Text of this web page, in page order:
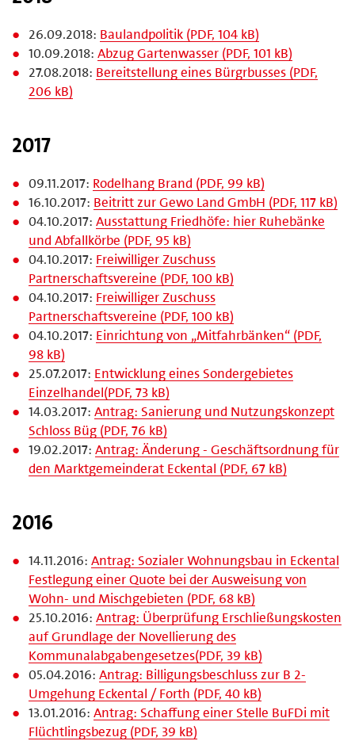
26.09.2018: Baulandpolitik (PDF, 104 kB)
10.09.2018:Abzug Gartenwasser (PDF, 101 kB)
27.08.2018: Bereitstellung eines Bürgrbusses (PDF,
206 kB)
2017
09.11.2017: Rodelhang Brand (PDF, 99 kB)
16.10.2017: Beitritt zur Gewo Land GmbH (PDF, 117 kB)
04.10.2017:Ausstattung Friedhöfe: hier Ruhebänke
und Abfallkörbe (PDF, 95 kB)
04.10.2017: Freiwilliger Zuschuss
Partnerschaftsvereine (PDF, 100 kB)
04.10.2017: Freiwilliger Zuschuss
Partnerschaftsvereine (PDF, 100 kB)
04.10.2017: Einrichtung von „Mitfahrbänken“ (PDF,
98 kB)
25.07.2017: Entwicklung eines Sondergebietes
Einzelhandel(PDF, 73 kB)
14.03.2017:Antrag: Sanierung und Nutzungskonzept
Schloss Büg (PDF, 76 kB)
19.02.2017:Antrag: Änderung - Geschäftsordnung für
den Marktgemeinderat Eckental (PDF, 67 kB)
2016
14.11.2016:Antrag: Sozialer Wohnungsbau in Eckental
Festlegung einer Quote bei der Ausweisung von
Wohn- und Mischgebieten (PDF, 68 kB)
25.10.2016:Antrag: Überprüfung Erschließungskosten
auf Grundlage der Novellierung des
Kommunalabgabengesetzes(PDF, 39 kB)
05.04.2016:Antrag: Billigungsbeschluss zur B 2-
Umgehung Eckental / Forth (PDF, 40 kB)
13.01.2016:Antrag: Schaffung einer Stelle BuFDi mit
Flüchtlingsbezug (PDF, 39 kB)